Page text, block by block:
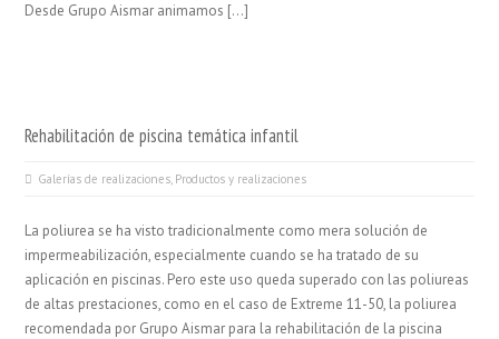
Desde Grupo Aismar animamos […]
Rehabilitación de piscina temática infantil
Galerías de realizaciones, Productos y realizaciones
La poliurea se ha visto tradicionalmente como mera solución de
impermeabilización, especialmente cuando se ha tratado de su
aplicación en piscinas. Pero este uso queda superado con las poliureas
de altas prestaciones, como en el caso de Extreme 11-50, la poliurea
recomendada por Grupo Aismar para la rehabilitación de la piscina